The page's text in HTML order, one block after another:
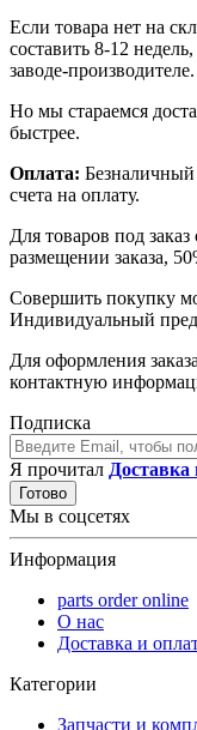
Если товара нет на
составить 8-12
заводе-производителе.
Но мы стараемся
быстрее.
Оплата: Безналичный
счета на оплату.
Для товаров под
размещении заказа,
Совершить покупку
Индивидуальный
Для оформления
контактную
Подписка
Я прочитал Доставка
Готово
Мы в соцсетях
Информация
parts order onlinе
О нас
Доставка и
Категории
Запчасти и